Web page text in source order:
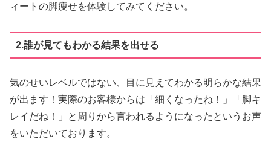
ィートの脚痩せを体験してみてください。
2.誰が見てもわかる結果を出せる
気のせいレベルではない、目に見えてわかる明らかな結果
が出ます！実際のお客様からは「細くなったね！」「脚キ
レイだね！」と周りから言われるようになったというお声
をいただいております。